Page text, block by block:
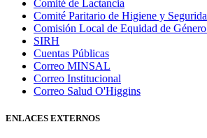
Comité de Lactancia
Comité Paritario de Higiene y
Comisión Local de Equidad de
SIRH
Cuentas Públicas
Correo MINSAL
Correo Institucional
Correo Salud O'Higgins
ENLACES EXTERNOS